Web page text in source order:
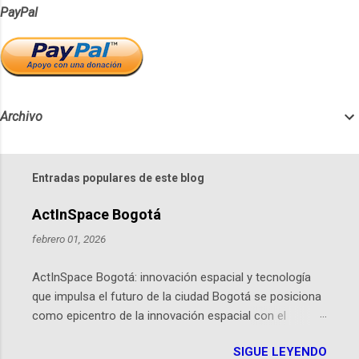
PayPal
Archivo
Entradas populares de este blog
ActInSpace Bogotá
febrero 01, 2026
ActInSpace Bogotá: innovación espacial y tecnología
que impulsa el futuro de la ciudad Bogotá se posiciona
como epicentro de la innovación espacial con el
hackathon global que convierte tecnologías de la
SIGUE LEYENDO